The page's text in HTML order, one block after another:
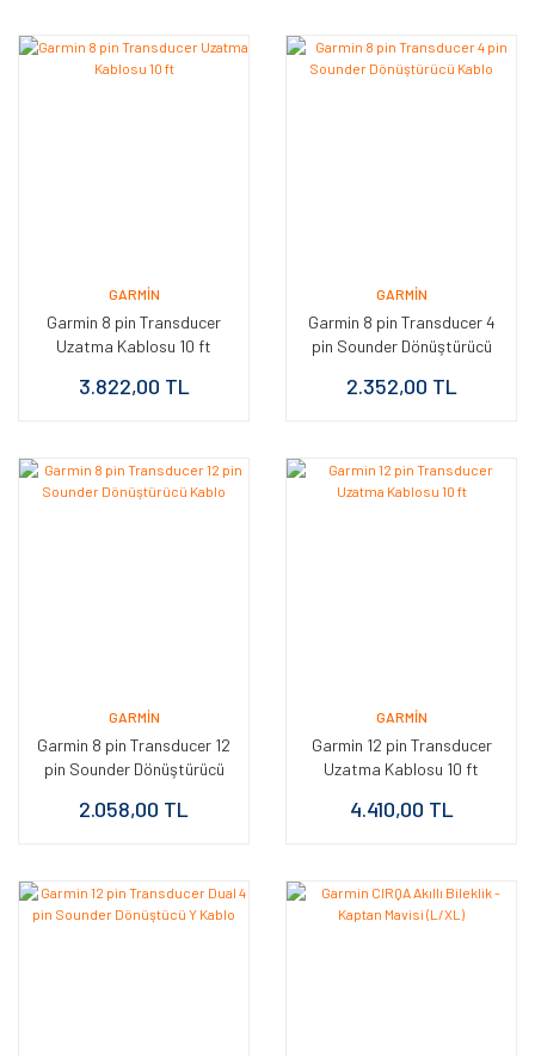
GARMIN
Garmin 8 pin Transducer
Uzatma Kablosu 10 ft
3.822,00 TL
GARMIN
Garmin 8 pin Transducer 4
pin Sounder Dönüştürücü
2.352,00 TL
GARMIN
Garmin 8 pin Transducer 12
pin Sounder Dönüştürücü
2.058,00 TL
GARMIN
Garmin 12 pin Transducer
Uzatma Kablosu 10 ft
4.410,00 TL